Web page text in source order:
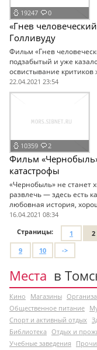
19247 0
«Гнев
Голливуду
Фильм «Гнев
подзабытый и уже
освистывание критиков
22.04.2021 23:54
10359 2
Фильм
катастрофы
«Чернобыль» не станет
развлечь — здесь есть
любовная история,
16.04.2021 08:34
Страницы:
1 2
9
10 ->
Места в
Кино Магазины
Общественное питание
Спорт и активный отдых
Библиотека Отдых и
Учебные заведения